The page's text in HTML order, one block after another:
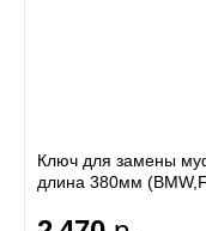
Ключ для замены
длина 380мм